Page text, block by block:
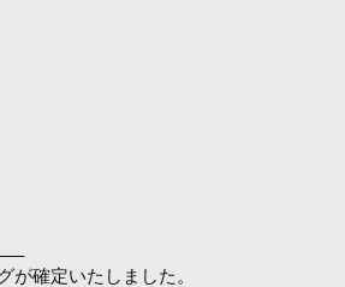
が確定いたしました。